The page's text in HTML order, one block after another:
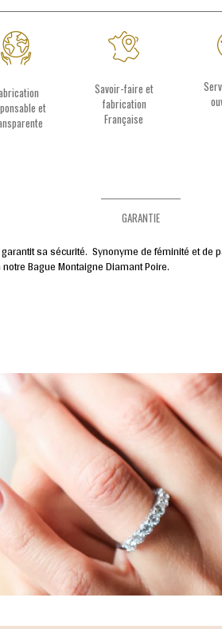
et
Savoir-faire et
fabrication
Française
GARANTIE
sa sécurité. Synonyme de féminité et
Bague Montaigne Diamant Poire.